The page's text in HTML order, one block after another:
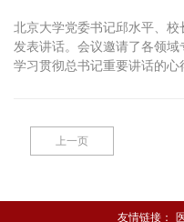
北京大学党委书记邱水平、
发表讲话。会议邀请了各领
学习贯彻总书记重要讲话的心
上一页
友情链接：